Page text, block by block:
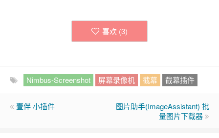
喜欢 (3)
Nimbus-Screenshot 屏幕录像机 截幕 截幕插件
壹伴 小插件
图片助手(ImageAssistant) 批
量图片下载器